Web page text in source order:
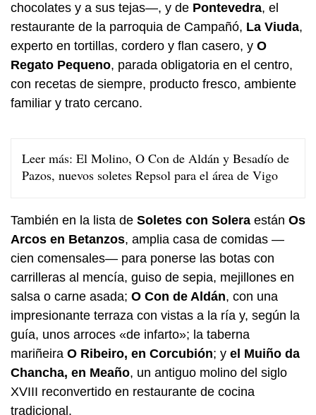
chocolates y a sus tejas—, y de Pontevedra, el
restaurante de la parroquia de Campañó, La Viuda,
experto en tortillas, cordero y flan casero, y O
Regato Pequeno, parada obligatoria en el centro,
con recetas de siempre, producto fresco, ambiente
familiar y trato cercano.
Leer más: El Molino, O Con de Aldán y Besadío de
Pazos, nuevos soletes Repsol para el área de Vigo
También en la lista de Soletes con Solera están Os
Arcos en Betanzos, amplia casa de comidas —
cien comensales— para ponerse las botas con
carrilleras al mencía, guiso de sepia, mejillones en
salsa o carne asada; O Con de Aldán, con una
impresionante terraza con vistas a la ría y, según la
guía, unos arroces «de infarto»; la taberna
mariñeira O Ribeiro, en Corcubión; y el Muiño da
Chancha, en Meaño, un antiguo molino del siglo
XVIII reconvertido en restaurante de cocina
tradicional.